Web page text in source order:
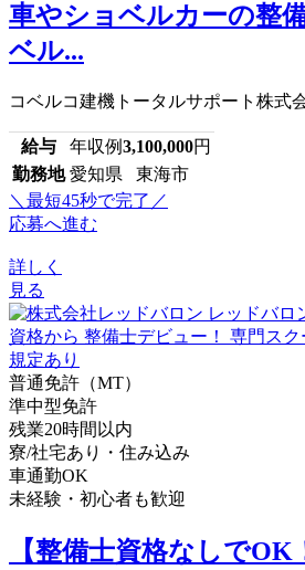
車やショベルカーの整
ベル...
コベルコ建機トータルサポート株式
給与 年収例3,100,000円
勤務地 愛知県 東海市
＼最短45秒で完了／
応募へ進む
詳しく
見る
普通免許（MT）
準中型免許
残業20時間以内
寮/社宅あり・住み込み
車通勤OK
未経験・初心者も歓迎
【整備士資格なしでOK